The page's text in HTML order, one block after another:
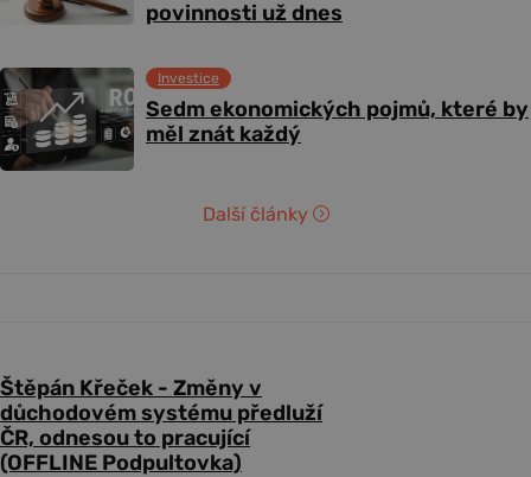
povinnosti už dnes
Sedm ekonomických pojmů, které by
měl znát každý
Investice
Další články
Štěpán Křeček - Změny v
důchodovém systému předluží
ČR, odnesou to pracující
(OFFLINE Podpultovka)